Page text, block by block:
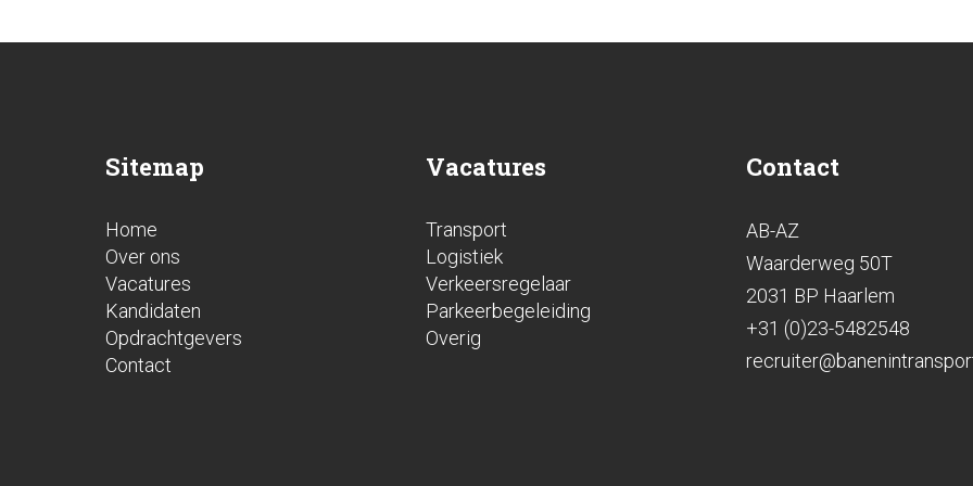
Sitemap
Home
Over ons
Vacatures
Kandidaten
Opdrachtgevers
Contact
Vacatures
Transport
Logistiek
Verkeersregelaar
Parkeerbegeleiding
Overig
Contact
AB-AZ
Waarderweg 50T
2031 BP Haarlem
+31 (0)23-5482548